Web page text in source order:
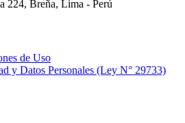
224, Breña, Lima - Perú
de Uso
y Datos Personales (Ley N° 29733)